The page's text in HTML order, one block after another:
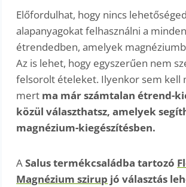
Előfordulhat, hogy nincs
alapanyagokat felhasználni a
étrendedben, amelyek
Az is lehet, hogy egyszerűen nem
felsorolt ételeket. Ilyenkor sem kell
mert ma már számtalan étrend-
közül választhatsz, amelyek
magnézium-kiegészítésben.
ASalus termékcsaládba tartozó
Magnézium szirup jó választás